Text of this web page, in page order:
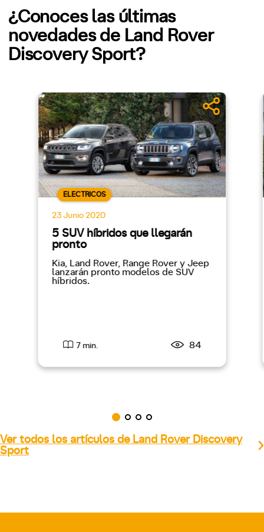
¿Conoces las últimas
novedades de Land Rover
Discovery Sport?
ELECTRICOS
23 Junio 2020
5 SUV híbridos que llegarán
pronto
Kia, Land Rover, Range Rover y Jeep
lanzarán pronto modelos de SUV
híbridos.
7 min. 84
Ver todos los artículos de Land Rover Discovery
Sport